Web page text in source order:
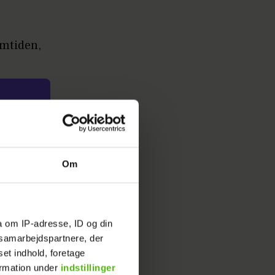
Om
om IP-adresse, ID og din
der
indhold, foretage
under indstillinger
titel
om at